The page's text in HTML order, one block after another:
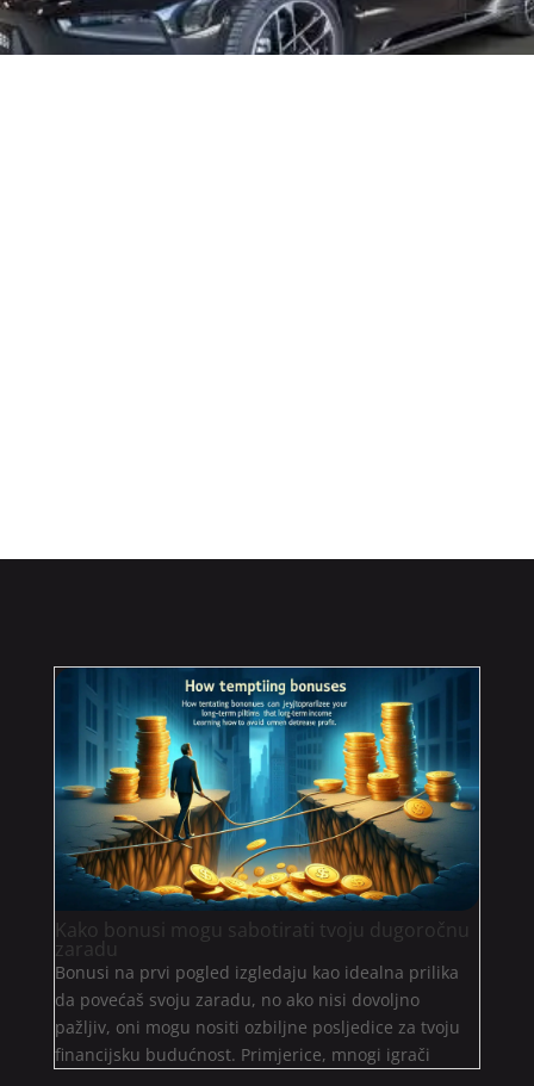
Kako bonusi mogu sabotirati tvoju dugoročnu
zaradu
Bonusi na prvi pogled izgledaju kao idealna prilika
da povećaš svoju zaradu, no ako nisi dovoljno
pažljiv, oni mogu nositi ozbiljne posljedice za tvoju
financijsku budućnost. Primjerice, mnogi igrači